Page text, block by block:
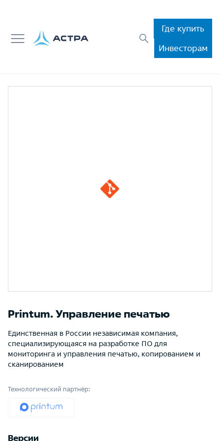
Где купить
Инвесторам
Printum. Управление печатью
Единственная в России независимая компания,
специализирующаяся на разработке ПО для
мониторинга и управления печатью, копированием и
сканированием
Технологический партнёр:
Версии